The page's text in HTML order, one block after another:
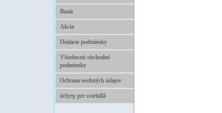
Bazár
Akcia
Dodacie podmienky
Všeobecné obchodné
podmienky
Ochrana osobných údajov
úchyty pre svietidlá